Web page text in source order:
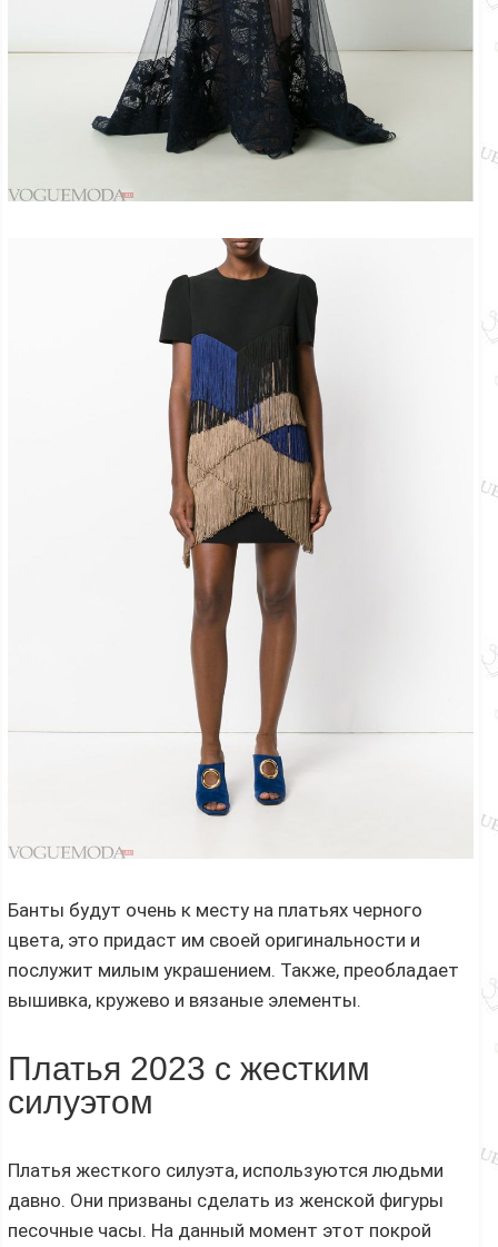
Банты будут очень к месту на платьях черного
цвета, это придаст им своей оригинальности и
послужит милым украшением. Также, преобладает
вышивка, кружево и вязаные элементы.
Платья 2023 с жестким
силуэтом
Платья жесткого силуэта, используются людьми
давно. Они призваны сделать из женской фигуры
песочные часы. На данный момент этот покрой